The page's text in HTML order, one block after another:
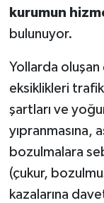
kurumun
bulunuyor.
Yollarda oluşan
eksiklikleri
şartları ve
yıpranmasına,
bozulmalara
(çukur,
kazalarına